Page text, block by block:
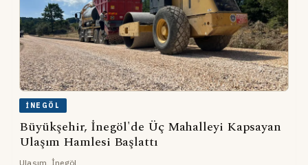
İNEGÖL
Büyükşehir, İnegöl'de Üç Mahalleyi Kapsayan
Ulaşım Hamlesi Başlattı
Ulaşım, İnegöl